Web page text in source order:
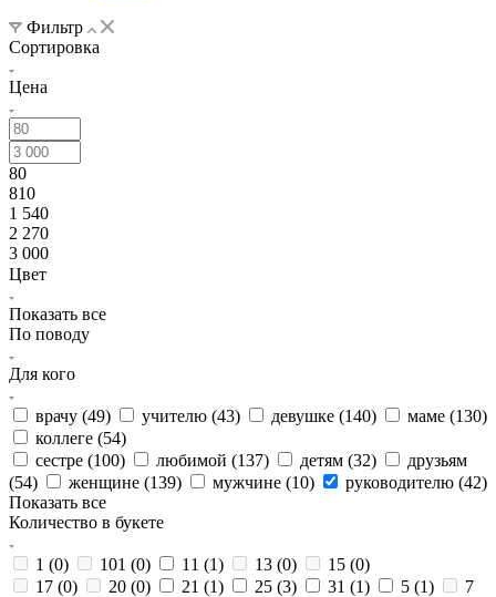
Фильтр
Сортировка
Цена
80
810
1 540
2 270
3 000
Цвет
Показать все
По поводу
Для кого
врачу (49) учителю (43) девушке (140) маме (130)
коллеге (54)
сестре (100) любимой (137) детям (32)
друзьям
(54) женщине (139) мужчине (10) руководителю (42)
Показать все
Количество в букете
1 (0) 101 (0) 11 (1) 13 (0) 15 (0)
17 (0) 20 (0) 21 (1) 25 (3) 31 (1) 5 (1)
7